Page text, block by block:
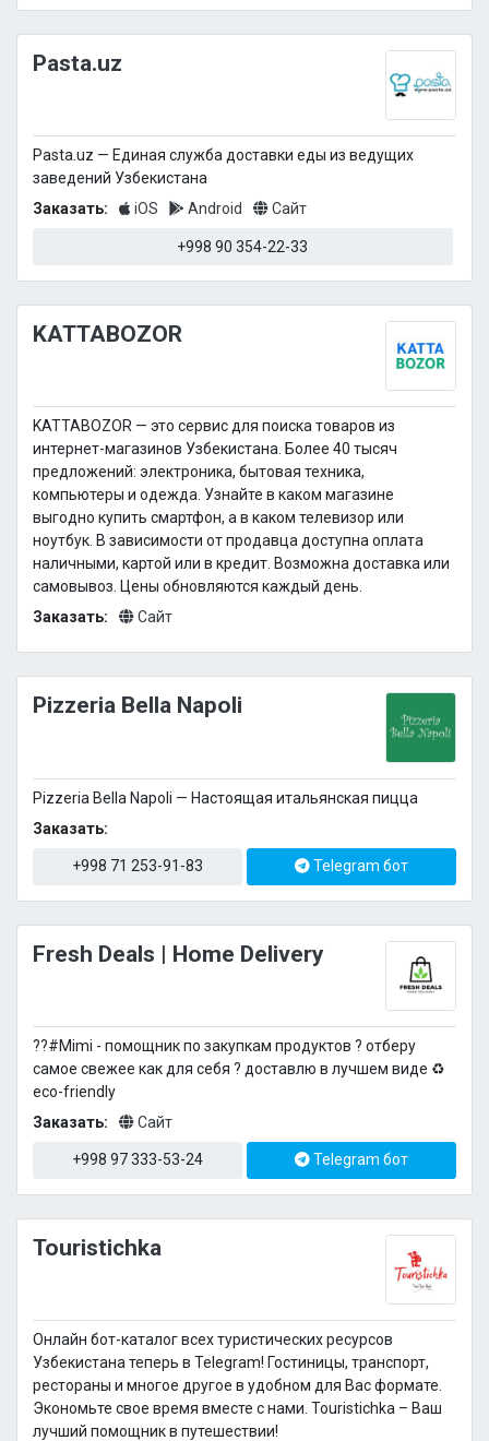
Pasta.uz
Pasta.uz — Единая служба доставки еды из ведущих
заведений Узбекистана
Заказать:
iOS Android Сайт
+998 90 354-22-33
KATTABOZOR
KATTABOZOR — это сервис для поиска товаров из
интернет-магазинов Узбекистана. Более 40 тысяч
предложений: электроника, бытовая техника,
компьютеры и одежда. Узнайте в каком магазине
выгодно купить смартфон, а в каком телевизор или
ноутбук. В зависимости от продавца доступна оплата
наличными, картой или в кредит. Возможна доставка или
самовывоз. Цены обновляются каждый день.
Заказать:
Сайт
Pizzeria Bella Napoli
Pizzeria Bella Napoli — Настоящая итальянская пицца
Заказать:
+998 71 253-91-83 Telegram бот
Fresh Deals | Home Delivery
??#Mimi - помощник по закупкам продуктов ? отберу
самое свежее как для себя ? доставлю в лучшем виде ♻️
eco-friendly
Заказать:
Сайт
+998 97 333-53-24 Telegram бот
Touristichka
Онлайн бот-каталог всех туристических ресурсов
Узбекистана теперь в Telegram! Гостиницы, транспорт,
рестораны и многое другое в удобном для Вас формате.
Экономьте свое время вместе с нами. Touristichka – Ваш
лучший помощник в путешествии!